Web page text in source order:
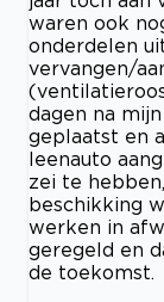
waren ook
onderdelen
vervangen/
dagen na
geplaatst en
leenauto
zei te
beschikking
werken in
geregeld en
de toekomst.